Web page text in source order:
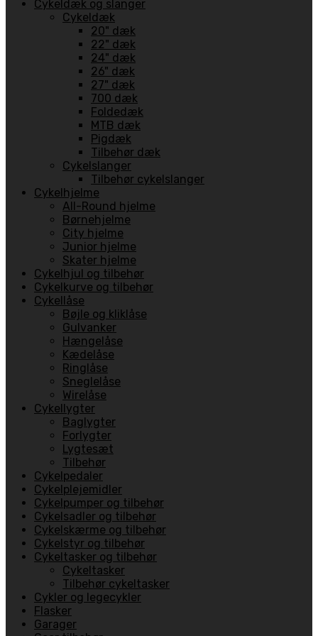
Cykeldæk og slanger
Cykeldæk
20" dæk
22" dæk
24" dæk
26" dæk
27" dæk
700 dæk
Foldedæk
MTB dæk
Pigdæk
Tilbehør dæk
Cykelslanger
Tilbehør cykelslanger
Cykelhjelme
All-Round hjelme
Børnehjelme
City hjelme
Junior hjelme
Skater hjelme
Cykelhjul og tilbehør
Cykelkurve og tilbehør
Cykellåse
Bøjle og kliklåse
Gulvanker
Hængelåse
Kædelåse
Ringlåse
Sneglelåse
Wirelåse
Cykellygter
Baglygter
Forlygter
Lygtesæt
Tilbehør
Cykelpedaler
Cykelplejemidler
Cykelpumper og tilbehør
Cykelsadler og tilbehør
Cykelskærme og tilbehør
Cykelstyr og tilbehør
Cykeltasker og tilbehør
Cykeltasker
Tilbehør cykeltasker
Cykler og legecykler
Flasker
Garager